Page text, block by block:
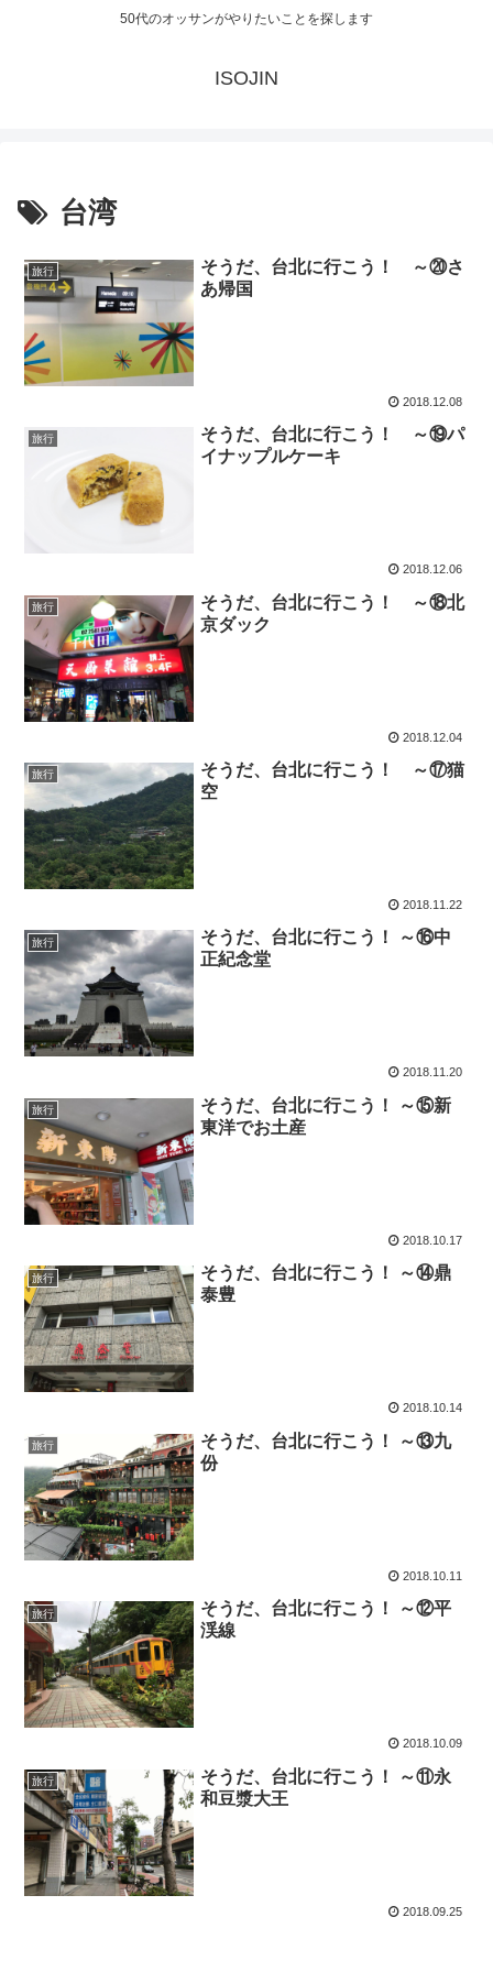
50代のオッサンがやりたいことを探します
ISOJIN
台湾
旅行
そうだ、台北に行こう！ ～⑳さ
あ帰国
2018.12.08
旅行
そうだ、台北に行こう！ ～⑲パ
イナップルケーキ
2018.12.06
旅行
そうだ、台北に行こう！ ～⑱北
京ダック
2018.12.04
旅行
そうだ、台北に行こう！ ～⑰猫
空
2018.11.22
旅行
そうだ、台北に行こう！ ～⑯中
正紀念堂
2018.11.20
旅行
そうだ、台北に行こう！ ～⑮新
東洋でお土産
2018.10.17
旅行
そうだ、台北に行こう！ ～⑭鼎
泰豊
2018.10.14
旅行
そうだ、台北に行こう！ ～⑬九
份
2018.10.11
旅行
そうだ、台北に行こう！ ～⑫平
渓線
2018.10.09
旅行
そうだ、台北に行こう！ ～⑪永
和豆漿大王
2018.09.25